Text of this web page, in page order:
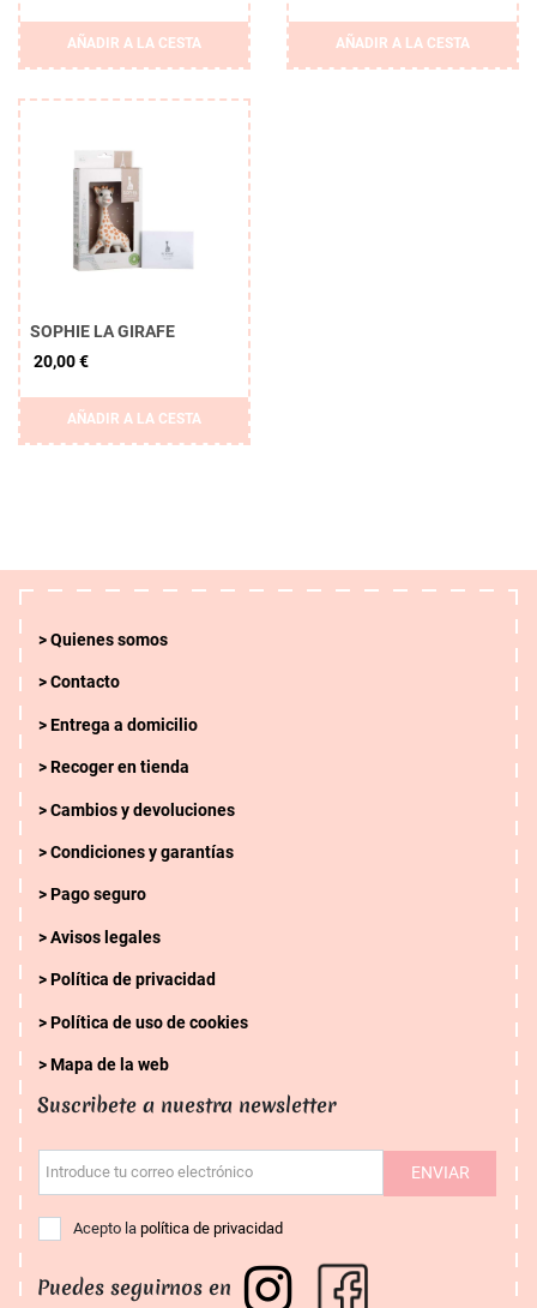
AÑADIR A LA CESTA AÑADIR A LA CESTA
SOPHIE LA GIRAFE
20,00 €
AÑADIR A LA CESTA
Quienes somos
Contacto
Entrega a domicilio
Recoger en tienda
Cambios y devoluciones
Condiciones y garantías
Pago seguro
Avisos legales
Política de privacidad
Política de uso de cookies
Mapa de la web
Suscribete a nuestra newsletter
Introduce tu correo electrónico ENVIAR
Acepto lapolítica de privacidad
Puedes seguirnos en